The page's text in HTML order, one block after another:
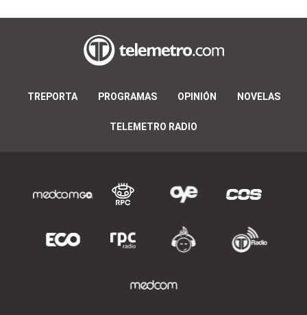
TREPORTA PROGRAMAS OPINIÓN NOVELAS
TELEMETRO RADIO